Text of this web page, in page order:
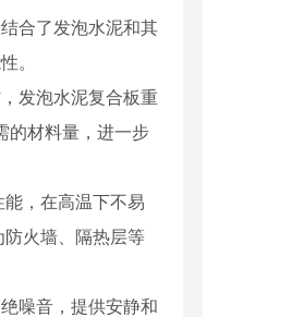
合了发泡水泥和其
。
发泡水泥复合板重
的材料量，进一步
，在高温下不易
火墙、隔热层等
噪音，提供安静和